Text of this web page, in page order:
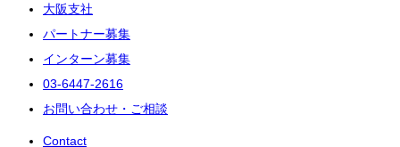
大阪支社
パートナー募集
インターン募集
03-6447-2616
お問い合わせ・ご相談
Contact